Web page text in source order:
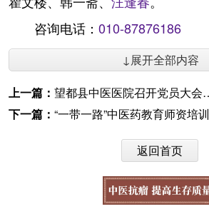
咨询电话： 010-87876186
↓展开全部内容
上一篇： 望都县中医医院召开党员大会表彰先进典型
下一篇： “一带一路”中医药教育师资培训基地揭牌
返回首页